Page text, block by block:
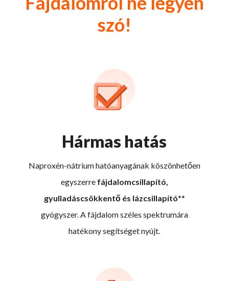
szó!
Hármas hatás
Naproxén-nátrium hatóanyagának köszönhetően
egyszerre fájdalomcsillapító,
gyulladáscsökkentő és lázcsillapító**
gyógyszer. A fájdalom széles spektrumára
hatékony segítséget nyújt.